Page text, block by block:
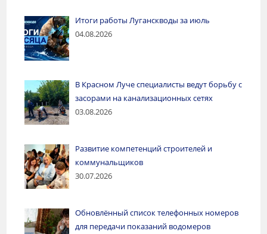
Итоги работы Луганскводы за июль
04.08.2026
В Красном Луче специалисты ведут борьбу с
засорами на канализационных сетях
03.08.2026
Развитие компетенций строителей и
коммунальщиков
30.07.2026
Обновлённый список телефонных номеров
для передачи показаний водомеров